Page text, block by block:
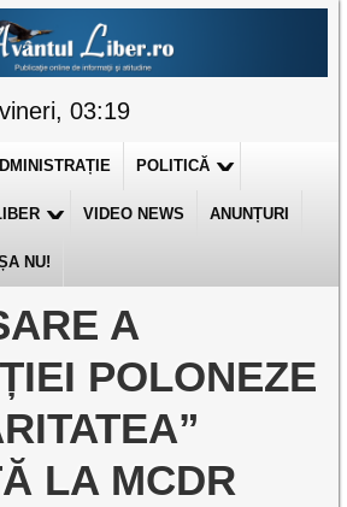
03:19
POLITICĂ
VIDEO NEWS ANUNȚURI
NU!
A
POLONEZE
LA MCDR